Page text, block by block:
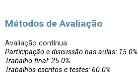
Métodos de Avaliação
Avaliação contínua
Participação e discussão nas aulas: 15.0%
Trabalho final: 25.0%
Trabalhos escritos e testes: 60.0%